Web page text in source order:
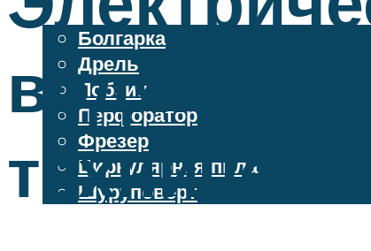
Электроинструменты
Болгарка
Дрель
Лобзик
Перфоратор
Фрезер
Циркулярная пила
Шуруповерт
водяным